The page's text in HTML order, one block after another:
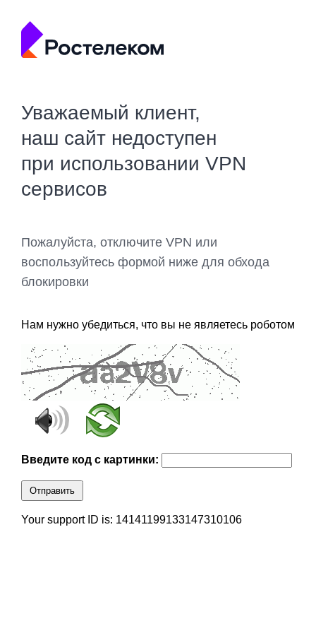
Уважаемый клиент,
наш сайт недоступен
при использовании VPN
сервисов
Пожалуйста, отключите VPN или
воспользуйтесь формой ниже для обхода
блокировки
Нам нужно убедиться, что вы не являетесь роботом
Введите код с картинки:
Отправить
Your support ID is: 14141199133147310106